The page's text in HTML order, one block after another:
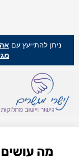
ניתן להתייעץ עם
מה